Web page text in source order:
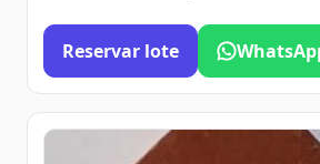
Reservar lote